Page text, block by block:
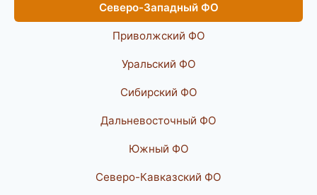
Северо-Западный ФО
Приволжский ФО
Уральский ФО
Сибирский ФО
Дальневосточный ФО
Южный ФО
Северо-Кавказский ФО